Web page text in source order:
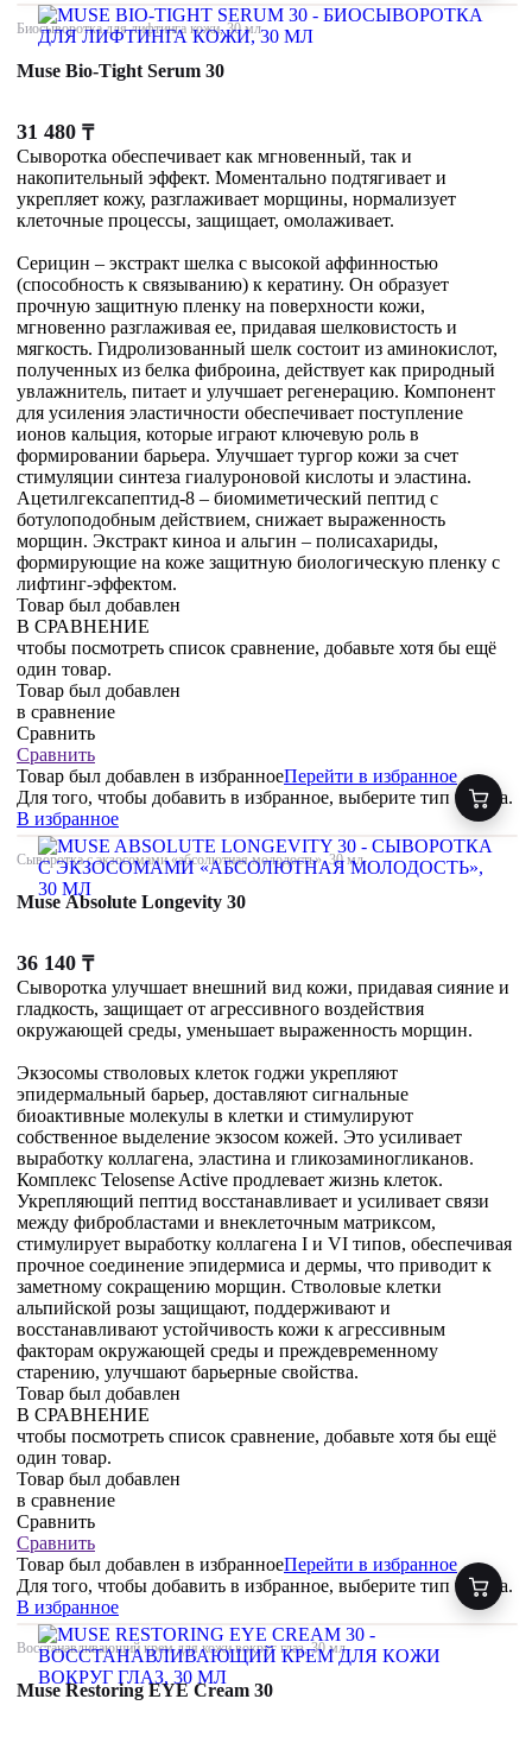
Биосыворотка для лифтинга кожи, 30 мл
Muse Bio-Tight Serum 30
31 480 ₸
Сыворотка обеспечивает как мгновенный, так и
накопительный эффект. Моментально подтягивает и
укрепляет кожу, разглаживает морщины, нормализует
клеточные процессы, защищает, омолаживает.
Серицин – экстракт шелка с высокой аффинностью
(способность к связыванию) к кератину. Он образует
прочную защитную пленку на поверхности кожи,
мгновенно разглаживая ее, придавая шелковистость и
мягкость. Гидролизованный шелк состоит из аминокислот,
полученных из белка фиброина, действует как природный
увлажнитель, питает и улучшает регенерацию. Компонент
для усиления эластичности обеспечивает поступление
ионов кальция, которые играют ключевую роль в
формировании барьера. Улучшает тургор кожи за счет
стимуляции синтеза гиалуроновой кислоты и эластина.
Ацетилгексапептид-8 – биомиметический пептид с
ботулоподобным действием, снижает выраженность
морщин. Экстракт киноа и альгин – полисахариды,
формирующие на коже защитную биологическую пленку с
лифтинг-эффектом.
Товар был добавлен
В СРАВНЕНИЕ
чтобы посмотреть список сравнение, добавьте хотя бы ещё
один товар.
Товар был добавлен
в сравнение
Сравнить
Сравнить
Товар был добавлен в избранноеПерейти в избранное
Для того, чтобы добавить в избранное, выберите тип товара.
В избранное
Сыворотка с экзосомами «абсолютная молодость», 30 мл
Muse Absolute Longevity 30
36 140 ₸
Сыворотка улучшает внешний вид кожи, придавая сияние и
гладкость, защищает от агрессивного воздействия
окружающей среды, уменьшает выраженность морщин.
Экзосомы стволовых клеток годжи укрепляют
эпидермальный барьер, доставляют сигнальные
биоактивные молекулы в клетки и стимулируют
собственное выделение экзосом кожей. Это усиливает
выработку коллагена, эластина и гликозаминогликанов.
Комплекс Telosense Active продлевает жизнь клеток.
Укрепляющий пептид восстанавливает и усиливает связи
между фибробластами и внеклеточным матриксом,
стимулирует выработку коллагена I и VI типов, обеспечивая
прочное соединение эпидермиса и дермы, что приводит к
заметному сокращению морщин. Стволовые клетки
альпийской розы защищают, поддерживают и
восстанавливают устойчивость кожи к агрессивным
факторам окружающей среды и преждевременному
старению, улучшают барьерные свойства.
Товар был добавлен
В СРАВНЕНИЕ
чтобы посмотреть список сравнение, добавьте хотя бы ещё
один товар.
Товар был добавлен
в сравнение
Сравнить
Сравнить
Товар был добавлен в избранноеПерейти в избранное
Для того, чтобы добавить в избранное, выберите тип товара.
В избранное
Восстанавливающий крем для кожи вокруг глаз, 30 мл
Muse Restoring EYE Cream 30